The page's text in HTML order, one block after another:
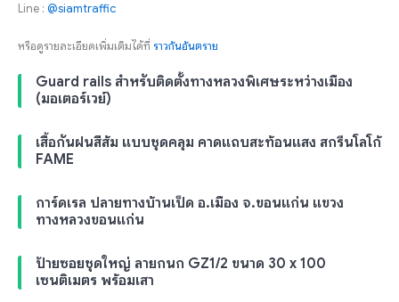
Line : @siamtraffic
หรือดูรายละเอียดเพิ่มเติมได้ที่ ราวกันอันตราย
Guard rails สำหรับติดตั้งทางหลวงพิเศษระหว่างเมือง
(มอเตอร์เวย์)
เสื้อกันฝนสีส้ม แบบชุดคลุม คาดแถบสะท้อนแสง สกรีนโลโก้
FAME
การ์ดเรล ปลายทางบ้านเป็ด อ.เมือง จ.ขอนแก่น แขวง
ทางหลวงขอนแก่น
ป้ายซอยชุดใหญ่ ลายกนก GZ1/2 ขนาด 30 x 100
เซนติเมตร พร้อมเสา